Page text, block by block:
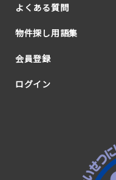
よくある質問
物件探し用語集
会員登録
ログイン